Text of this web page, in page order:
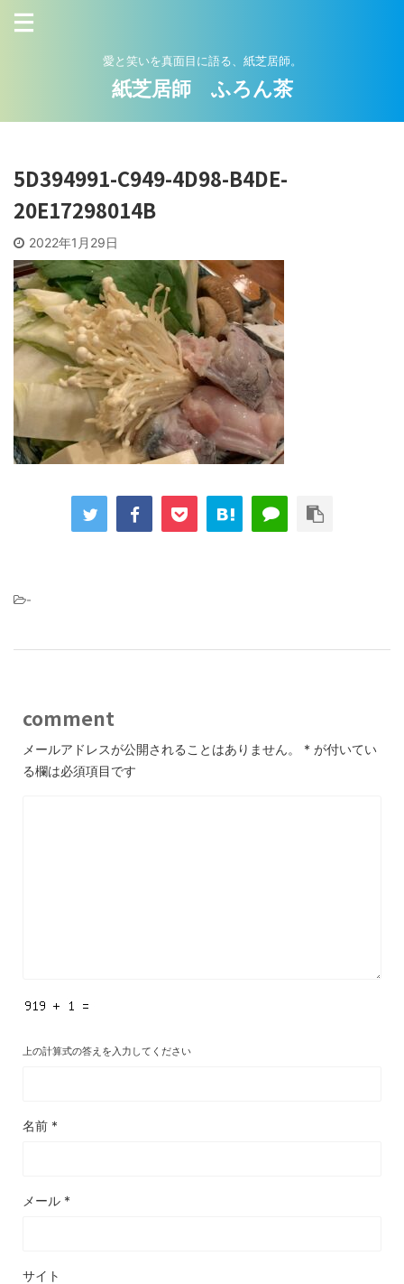
愛と笑いを真面目に語る、紙芝居師。
紙芝居師 ふろん茶
5D394991-C949-4D98-B4DE-
20E17298014B
2022年1月29日
-
comment
メールアドレスが公開されることはありません。 * が付いてい
る欄は必須項目です
上の計算式の答えを入力してください
名前 *
メール *
サイト